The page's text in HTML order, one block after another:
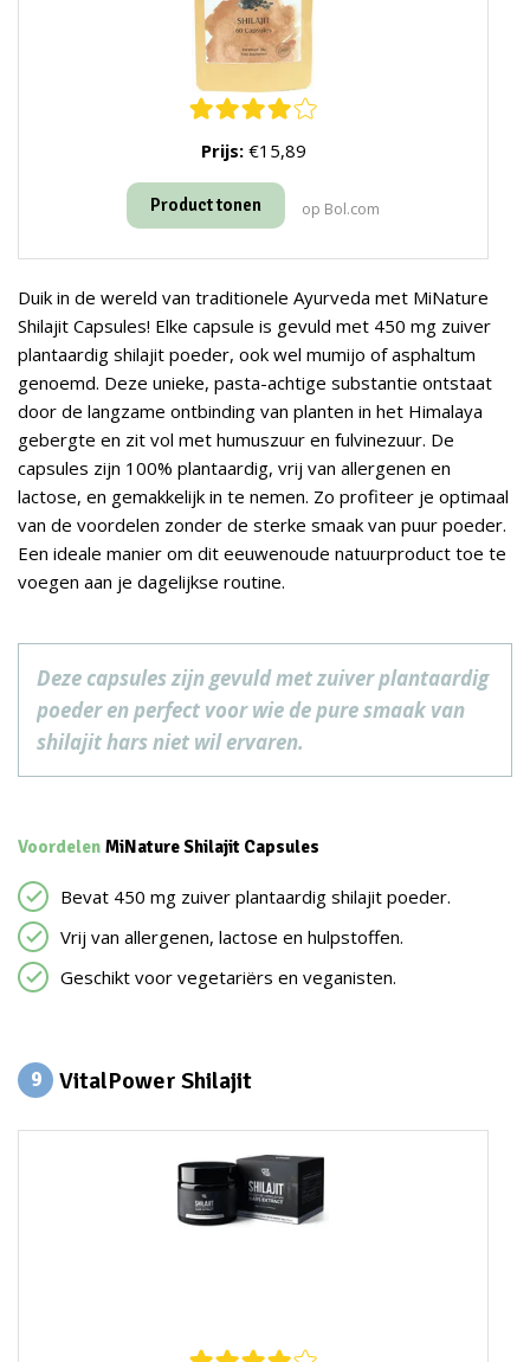
Prijs:€15,89
Product tonen op Bol.com
Duik in de wereld van traditionele Ayurveda met MiNature
Shilajit Capsules! Elke capsule is gevuld met 450 mg zuiver
plantaardig shilajit poeder, ook wel mumijo of asphaltum
genoemd. Deze unieke, pasta-achtige substantie ontstaat
door de langzame ontbinding van planten in het Himalaya
gebergte en zit vol met humuszuur en fulvinezuur. De
capsules zijn 100% plantaardig, vrij van allergenen en
lactose, en gemakkelijk in te nemen. Zo profiteer je optimaal
van de voordelen zonder de sterke smaak van puur poeder.
Een ideale manier om dit eeuwenoude natuurproduct toe te
voegen aan je dagelijkse routine.
Deze capsules zijn gevuld met zuiver plantaardig
poeder en perfect voor wie de pure smaak van
shilajit hars niet wil ervaren.
Voordelen MiNature Shilajit Capsules
Bevat 450 mg zuiver plantaardig shilajit poeder.
Vrij van allergenen, lactose en hulpstoffen.
Geschikt voor vegetariërs en veganisten.
9 VitalPower Shilajit